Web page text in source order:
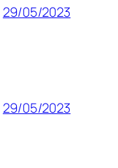
29/05/2023
29/05/2023